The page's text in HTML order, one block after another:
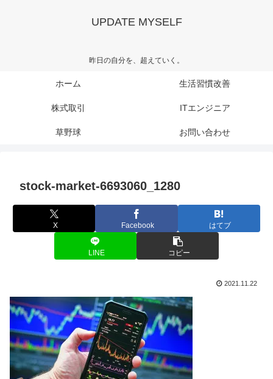
UPDATE MYSELF
昨日の自分を、超えていく。
ホーム 生活習慣改善
株式取引 ITエンジニア
草野球 お問い合わせ
stock-market-6693060_1280
X Facebook はてブ
LINE コピー
2021.11.22